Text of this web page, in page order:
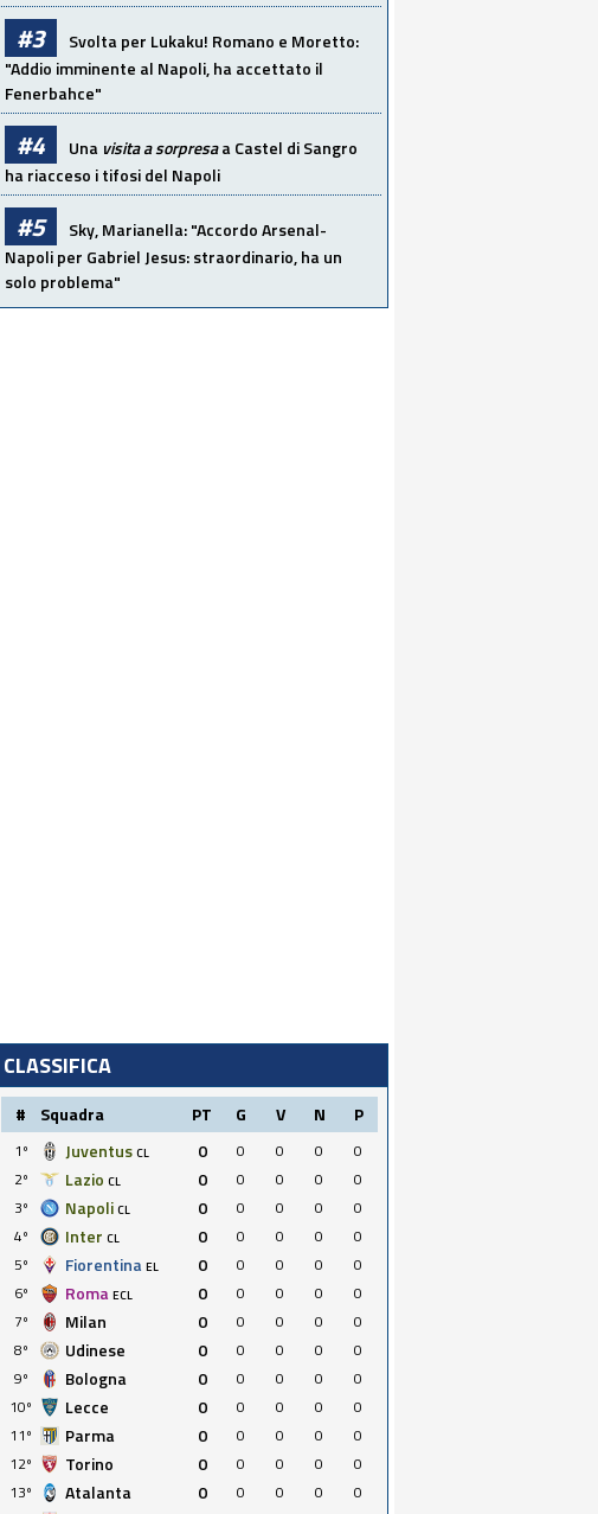
#3
Svolta per Lukaku! Romano e Moretto:
"Addio imminente al Napoli, ha accettato il
Fenerbahce"
#4 Una visita a sorpresaa Castel di Sangro
ha riacceso i tifosi del Napoli
#5
Sky, Marianella: "Accordo Arsenal-
Napoli per Gabriel Jesus: straordinario, ha un
solo problema"
CLASSIFICA
# Squadra PT G V N P
1º Juventus CL 0 0 0 0
0
2º
Lazio CL 0 0 0 0
0
3º
Napoli CL 0 0 0 0
0
4º
Inter CL 0 0 0 0
0
5º
Fiorentina EL 0 0 0 0
0
6º
Roma ECL 0 0 0 0
0
7º
Milan 0 0 0 0
0
8º
Udinese 0 0 0 0
0
9º
Bologna 0 0 0 0
0
10º
Lecce 0 0 0 0
0
11º
Parma 0 0 0 0
0
12º
Torino 0 0 0 0
0
13º
Atalanta 0 0 0 0
0